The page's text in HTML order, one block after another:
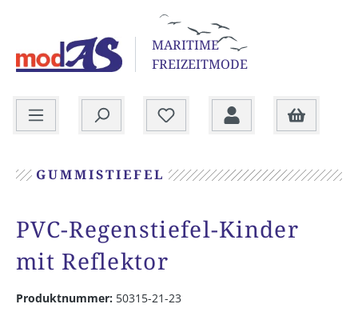
MARITIME
FREIZEITMODE
GUMMISTIEFEL
PVC-Regenstiefel-Kinder
mit Reflektor
Produktnummer: 50315-21-23